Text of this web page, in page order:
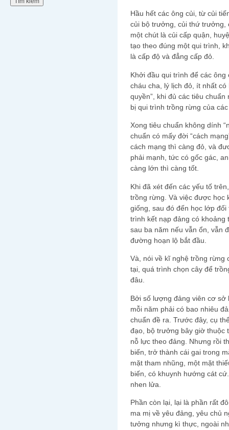
Hầu hết các ông củi, từ củi
củi bộ trưởng, củi thứ trưởng,
một chút là củi cấp quận,
tạo theo đúng một qui trình,
là cấp độ và đẳng cấp đỏ.
Khởi đầu qui trình để các
cháu cha, lý lịch đỏ, ít nhất
quyền”, khi đủ các tiêu
bị qui trình trồng rừng của
Xong tiêu chuẩn không dính
chuẩn có mấy đời “cách
cách mạng thì càng đỏ, và
phải mạnh, tức có gốc gác,
càng lớn thì càng tốt.
Khi đã xét đến các yếu tố
trồng rừng. Và việc được học
giống, sau đó đến học lớp
trình kết nạp đảng có
sau ba năm nếu vẫn ổn, vẫn
đường hoạn lộ bắt đầu.
Và, nói về kĩ nghệ trồng rừng
tại, quá trình chọn cây để
đâu.
Bởi số lượng đảng viên cơ sở
mỗi năm phải có bao nhiêu
chuẩn đề ra. Trước đây, cụ
đạo, bộ trưởng bây giờ thuộc
nỗ lực theo đảng. Nhưng rồi
biến, trở thành cái gai trong
mặt tham nhũng, một mặt
biến, có khuynh hướng cát
nhen lửa.
Phần còn lại, lại là phần rất
ma mị về yêu đảng, yêu chủ
tưởng nhưng kì thực, ngoài